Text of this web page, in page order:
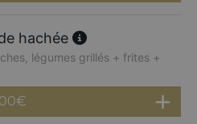
hachée
légumes grillés + frites +
€